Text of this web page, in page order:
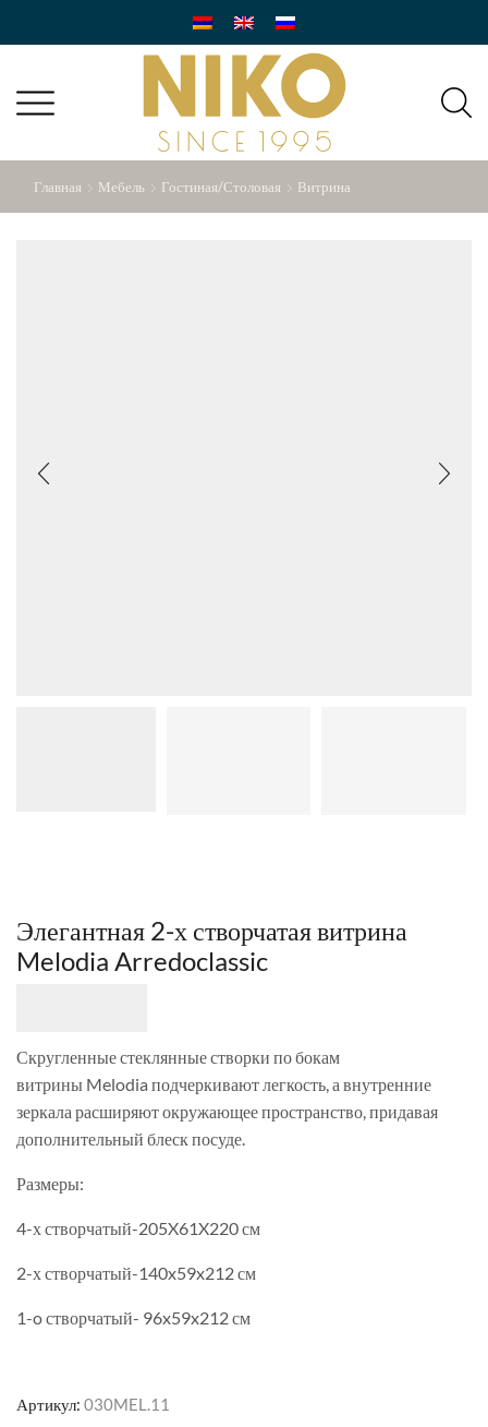
Главная Мебель Гостиная/Столовая Витрина
Элегантная 2-х створчатая витрина
Melodia Arredoclassic
Скругленные стеклянные створки по бокам
витрины Melodia подчеркивают легкость, а внутренние
зеркала расширяют окружающее пространство, придавая
дополнительный блеск посуде.
Размеры:
4-х створчатый-205X61X220 см
2-х створчатый-140x59x212 см
1-o створчатый- 96x59x212 см
Артикул: 030MEL.11